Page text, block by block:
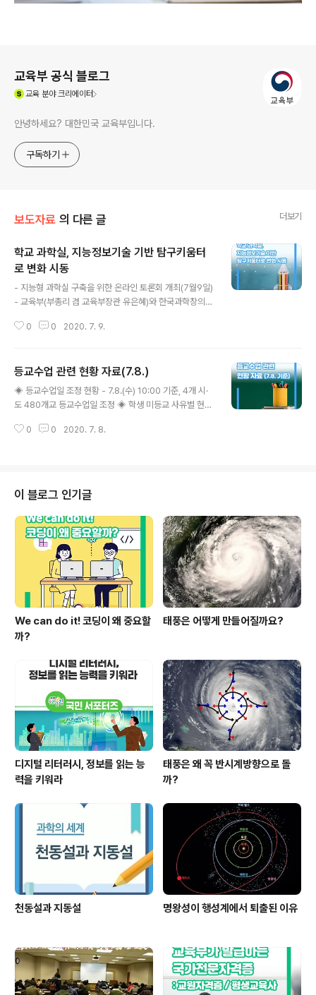
교육부 공식 블로그
교육분야 크리에이터
안녕하세요? 대한민국 교육부입니다.
구독하기
보도자료 의 다른 글 더보기
학교 과학실, 지능정보기술 기반 탐구키움터
로 변화 시동
- 지능형 과학실 구축을 위한 온라인 토론회 개최(7월9일)
- 교육부(부총리 겸 교육부장관 유은혜)와 한국과학창의재
과학실로 발전시키기 위한 방안을 모색하는 온라인 토론회
는데 중요한 역할을 해 왔다. 최근 과학의 발전 속도가 빨라
지고 다양한 분야로 확장됨에 따라, 교육부는 학생들이 첨
단기술을 체험할 수 있도록 ‘지능형 과학실*’을 2024년까
능, 가상･증강현실 등 첨단 과학기술을 기반으로 과학탐
0 0 2020. 7. 9.
등교수업 관련 현황 자료(7.8.)
◈ 등교수업일 조정 현황 - 7.8.(수) 10:00 기준, 4개 시·
도 480개교 등교수업일 조정 ◈ 학생 미등교 사유별 현황
자 전일 대비 학생 2명 증가 【누적 58명(학생 48명, 교직
7.(10시 기준) 474교에서 6교 증가 ※ 등교수업일 조정학
교 총 6개교 : 서울 2개교, 광주 1개교, 경기 2개교, 충남 1
개교 특이사항 경기 00초 학생 2명 확진 관련, 학생(123
명)·교직원(58명) 총 181명 전원 음성 2. 학생..
0 0 2020. 7. 8.
이 블로그 인기글
We can do it! 코딩이 왜 중요할
까?
태풍은 어떻게 만들어질까요?
디지털 리터러시, 정보를 읽는 능
력을 키워라
태풍은 왜 꼭 반시계방향으로 돌
까?
천동설과 지동설 명왕성이 행성계에서 퇴출된 이유